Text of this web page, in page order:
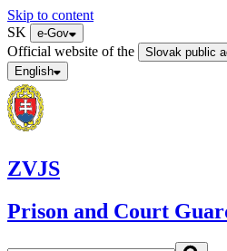
Skip to content
SK
e-Gov
Official website of the
Slovak public
English
ZVJS
Prison and Court